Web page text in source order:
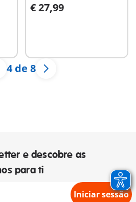
€ 27,99
Ao carrinho
4 de 8
e descobre as
para ti
Iniciar sessão